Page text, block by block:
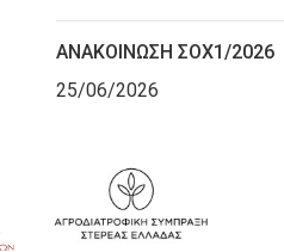
ΑΝΑΚΟΙΝΩΣΗ ΣΟΧ1/2026
25/06/2026